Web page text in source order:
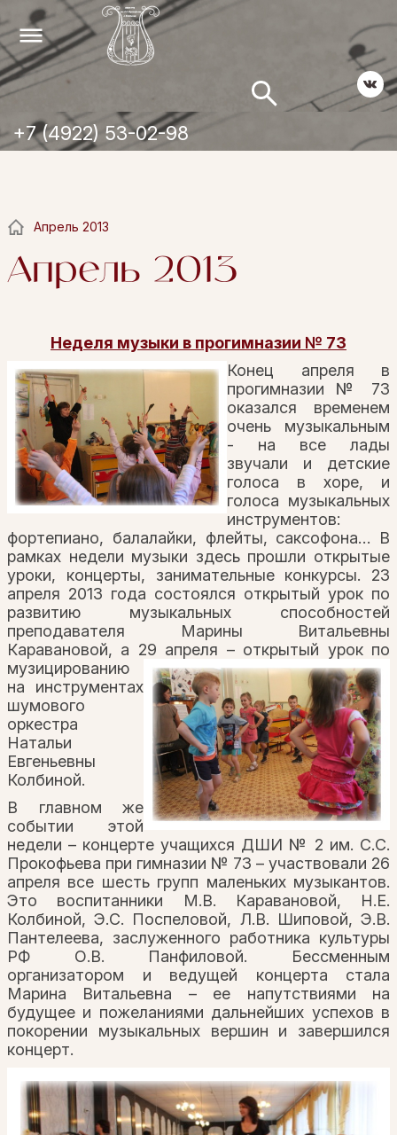
+7 (4922) 53-02-98
Апрель 2013
Апрель 2013
Неделя музыки в прогимназии № 73
Конец апреля в
прогимназии № 73
оказался временем
очень музыкальным
- на все лады
звучали и детские
голоса в хоре, и
голоса музыкальных
инструментов:
фортепиано, балалайки, флейты, саксофона… В
рамках недели музыки здесь прошли открытые
уроки, концерты, занимательные конкурсы. 23
апреля 2013 года состоялся открытый урок по
развитию музыкальных способностей
преподавателя Марины Витальевны
Каравановой, а 29 апреля –открытый урок по
музицированию
на инструментах
шумового
оркестра
Натальи
Евгеньевны
Колбиной.
В главном же
событии этой
недели – концерте учащихся ДШИ № 2 им. С.С.
Прокофьева при гимназии № 73 – участвовали 26
апреля все шесть групп маленьких музыкантов.
Это воспитанники М.В. Каравановой, Н.Е.
Колбиной, Э.С. Поспеловой, Л.В. Шиповой, Э.В.
Пантелеева, заслуженного работника культуры
РФ О.В. Панфиловой. Бессменным
организатором и ведущей концерта стала
Марина Витальевна – ее напутствиями на
будущее и пожеланиями дальнейших успехов в
покорении музыкальных вершин и завершился
концерт.